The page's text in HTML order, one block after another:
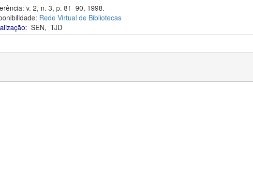
v. 2, n. 3, p. 81–90, 1998.
Rede Virtual de Bibliotecas
SEN, TJD